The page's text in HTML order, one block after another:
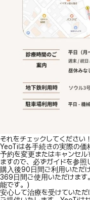
それをチェックしてください！
YeoTiは各手続きの実際の価
予約を変更またはキャンセ
ますので、必ずガイドを参照
購入後90日間ご利用いただ
369日間ご使用いただけま
能です。）
安心して治療を受けていた